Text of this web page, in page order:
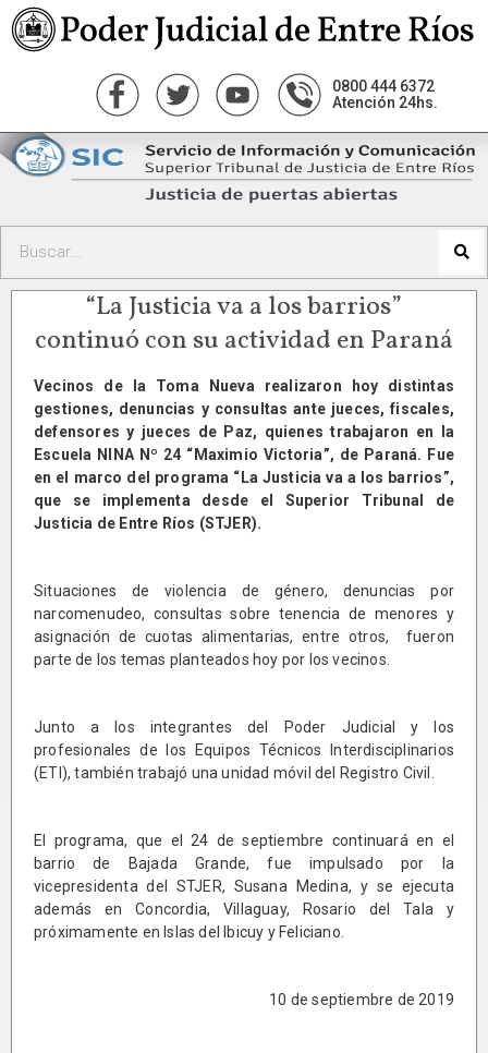
0800 444 6372
Atención 24hs.
“La Justicia va a los barrios”
continuó con su actividad en Paraná
Vecinos de la Toma Nueva realizaron hoy distintas
gestiones, denuncias y consultas ante jueces, fiscales,
defensores y jueces de Paz, quienes trabajaron en la
Escuela NINA Nº 24 “Maximio Victoria”, de Paraná. Fue
en el marco del programa “La Justicia va a los barrios”,
que se implementa desde el Superior Tribunal de
Justicia de Entre Ríos (STJER).
Situaciones de violencia de género, denuncias por
narcomenudeo, consultas sobre tenencia de menores y
asignación de cuotas alimentarias, entre otros, fueron
parte de los temas planteados hoy por los vecinos.
Junto a los integrantes del Poder Judicial y los
profesionales de los Equipos Técnicos Interdisciplinarios
(ETI), también trabajó una unidad móvil del Registro Civil.
El programa, que el 24 de septiembre continuará en el
barrio de Bajada Grande, fue impulsado por la
vicepresidenta del STJER, Susana Medina, y se ejecuta
además en Concordia, Villaguay, Rosario del Tala y
próximamente en Islas del Ibicuy y Feliciano.
10 de septiembre de 2019